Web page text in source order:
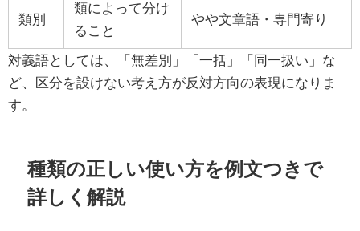
類別
類によって分け
ること
やや文章語・専門寄り
対義語としては、「無差別」「一括」「同一扱い」な
ど、区分を設けない考え方が反対方向の表現になりま
す。
種類の正しい使い方を例文つきで
詳しく解説